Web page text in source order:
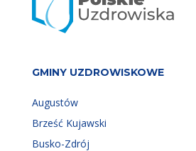
GMINY UZDROWISKOWE
Augustów
Brześć Kujawski
Busko-Zdrój